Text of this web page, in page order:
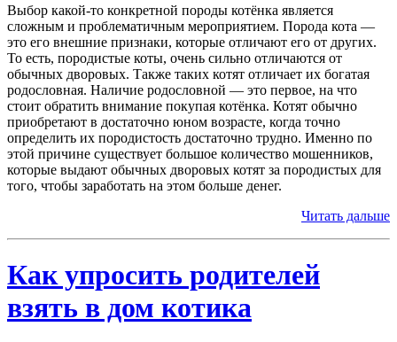
Выбор какой-то конкретной породы котёнка является
сложным и проблематичным мероприятием. Порода кота —
это его внешние признаки, которые отличают его от других.
То есть, породистые коты, очень сильно отличаются от
обычных дворовых. Также таких котят отличает их богатая
родословная. Наличие родословной — это первое, на что
стоит обратить внимание покупая котёнка. Котят обычно
приобретают в достаточно юном возрасте, когда точно
определить их породистость достаточно трудно. Именно по
этой причине существует большое количество мошенников,
которые выдают обычных дворовых котят за породистых для
того, чтобы заработать на этом больше денег.
Читать дальше
Как упросить родителей
взять в дом котика